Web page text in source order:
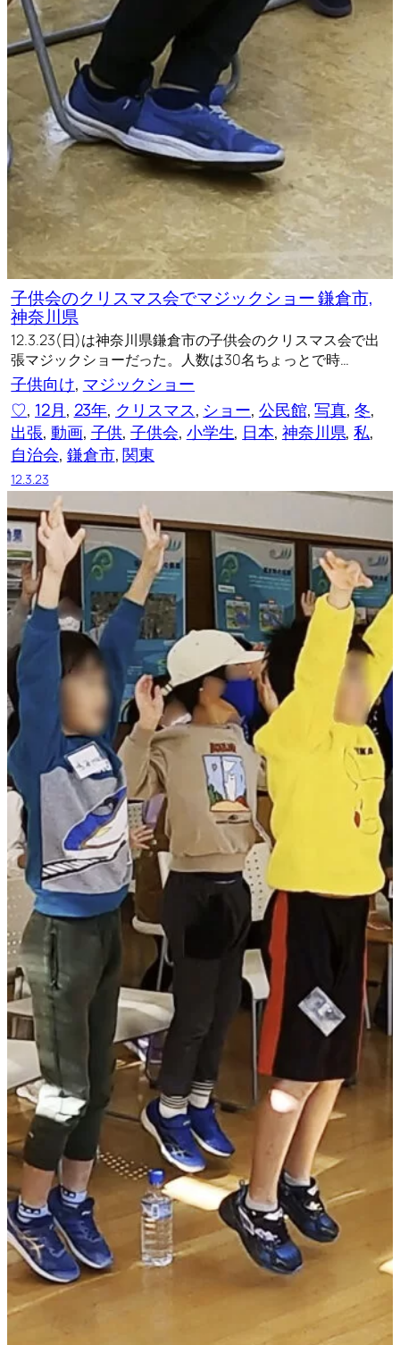
子供会のクリスマス会でマジックショー 鎌倉市,
神奈川県
12.3.23(日)は神奈川県鎌倉市の子供会のクリスマス会で出
張マジックショーだった。人数は30名ちょっとで時…
子供向け, マジックショー
♡, 12月, 23年, クリスマス, ショー, 公民館, 写真, 冬
出張, 動画, 子供, 子供会, 小学生, 日本, 神奈川県, 私
自治会, 鎌倉市, 関東
12.3.23